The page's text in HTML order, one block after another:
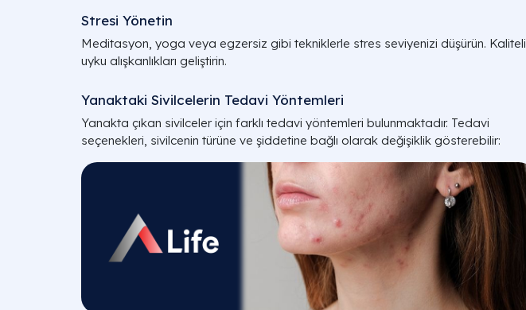
Stresi Yönetin
Meditasyon, yoga veya egzersiz gibi tekniklerle stres seviyenizi düşürün. Kaliteli
uyku alışkanlıkları geliştirin.
Yanaktaki Sivilcelerin Tedavi Yöntemleri
Yanakta çıkan sivilceler için farklı tedavi yöntemleri bulunmaktadır. Tedavi
seçenekleri, sivilcenin türüne ve şiddetine bağlı olarak değişiklik gösterebilir: